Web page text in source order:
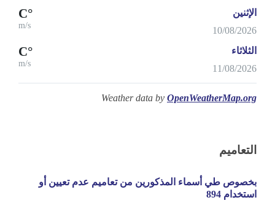
الإثنين
10/08/2026
°C
m/s
الثلاثاء
11/08/2026
°C
m/s
Weather data by OpenWeatherMap.org
التعاميم
بخصوص طي أسماء المذكورين من تعاميم عدم تعيين أو
استخدام 894